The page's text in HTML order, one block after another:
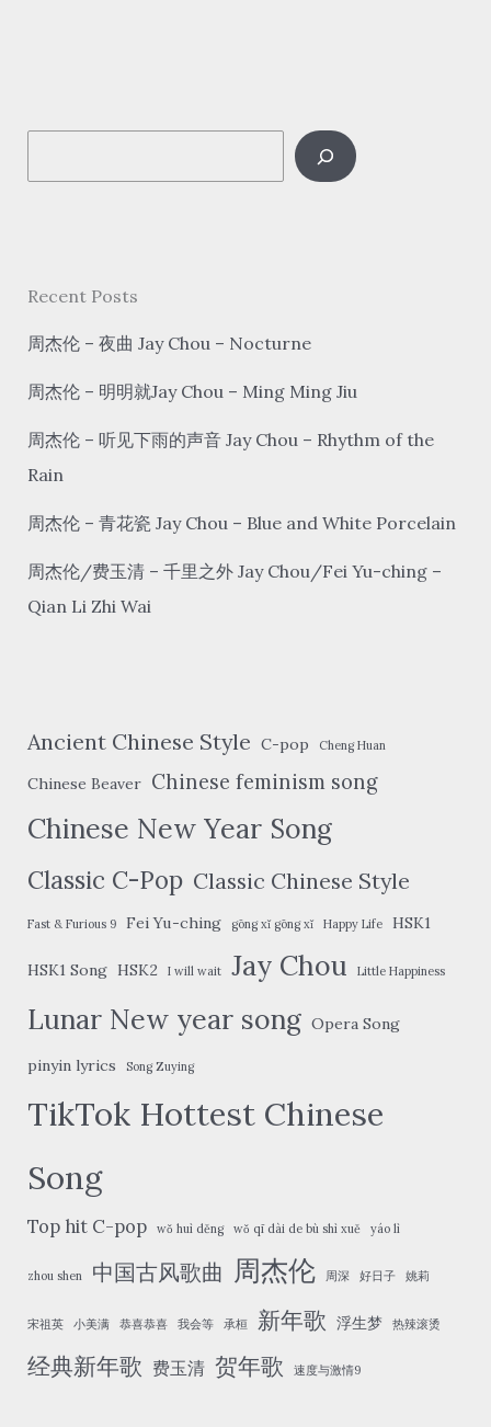
You
e
c
Recent Posts
周杰伦 – 夜曲 Jay Chou – Nocturne
周杰伦 – 明明就Jay Chou – Ming Ming Jiu
周杰伦 – 听见下雨的声音 Jay Chou – Rhythm of the
Rain
周杰伦 – 青花瓷 Jay Chou – Blue and White Porcelain
周杰伦/费玉清 – 千里之外 Jay Chou/Fei Yu-ching –
Qian Li Zhi Wai
Ancient Chinese Style C-pop Cheng Huan
Chinese Beaver Chinese feminism song
Chinese New Year Song
Classic C-Pop Classic Chinese Style
Fast & Furious 9 Fei Yu-ching gōng xǐ gōng xǐ Happy Life HSK1
HSK1 Song HSK2 I will wait Jay Chou Little Happiness
Lunar New year song Opera Song
pinyin lyrics Song Zuying
TikTok Hottest Chinese
Song
Top hit C-pop wǒ huì děng wǒ qī dài de bù shì xuě yáo lì
zhou shen 中国古风歌曲 周杰伦 周深 好日子 姚莉
宋祖英 小美满 恭喜恭喜 我会等 承桓 新年歌 浮生梦 热辣滚烫
经典新年歌 费玉清 贺年歌 速度与激情9